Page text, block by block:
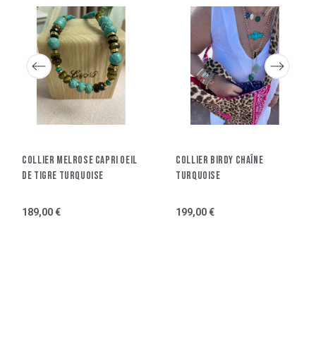
Collier Melrose Capri Oeil
De Tigre Turquoise
189,00 €
Collier Birdy Chaîne
Turquoise
199,00 €